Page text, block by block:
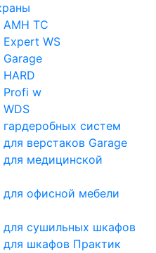
TC
WS
w
систем
верстаков Garage
медицинской
офисной мебели
сушильных шкафов
шкафов Практик